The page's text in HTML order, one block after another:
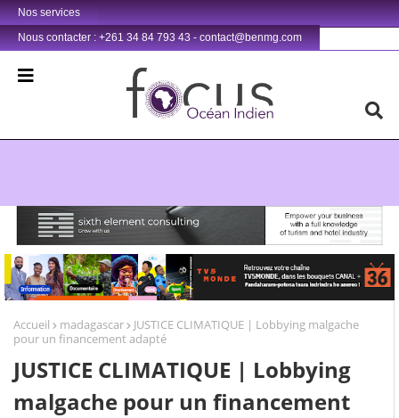
Nos services
Nous contacter : +261 34 84 793 43 - contact@benmg.com
Retrouvez votre chaîne @TV5MONDE, dans les bouquets CANAL+ 36 . Fandaharam-potoana tsara indrindra ho anareo!
Accueil madagascar
JUSTICE CLIMATIQUE | Lobbying malgache
pour un financement adapté
JUSTICE CLIMATIQUE | Lobbying
malgache pour un financement